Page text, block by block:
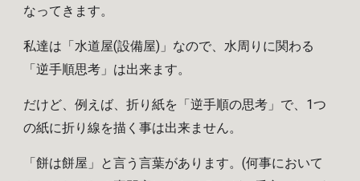
なってきます。
私達は「水道屋(設備屋)」なので、水周りに関わる
「逆手順思考」は出来ます。
だけど、例えば、折り紙を「逆手順の思考」で、1つ
の紙に折り線を描く事は出来ません。
「餅は餅屋」と言う言葉があります。(何事において